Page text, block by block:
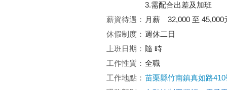
3.需配合出差及加班
薪資待遇： 月薪 32,000 至 45,000
休假制度： 週休二日
上班日期： 隨 時
工作性質： 全職
工作地點： 苗栗縣竹南鎮真如路410